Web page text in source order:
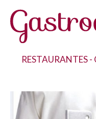
RESTAURANTES-